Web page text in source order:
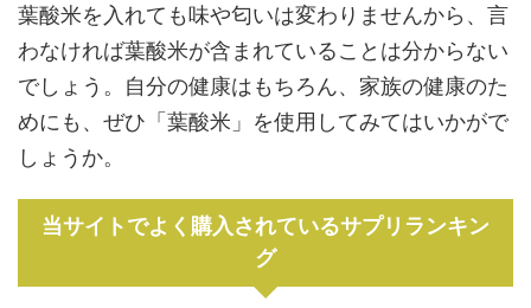
葉酸米を入れても味や匂いは変わりませんから、言
わなければ葉酸米が含まれていることは分からない
でしょう。自分の健康はもちろん、家族の健康のた
めにも、ぜひ「葉酸米」を使用してみてはいかがで
しょうか。
当サイトでよく購入されているサプリランキン
グ